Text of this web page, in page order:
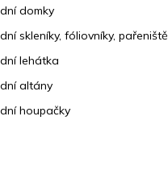
domky
skleníky, fóliovníky, pařeniště
lehátka
altány
houpačky